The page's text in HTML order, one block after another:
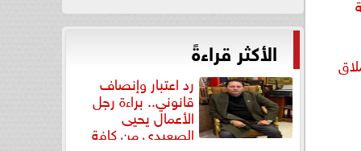
الأكثر قراءةً
رد اعتبار وإنصاف
قانوني.. براءة رجل
الأعمال يحيى
الصعيدي من كافة